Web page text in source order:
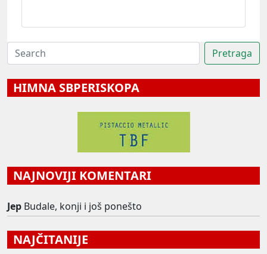
HIMNA SBPERISKOPA
NAJNOVIJI KOMENTARI
Jep Budale, konji i još ponešto
NAJČITANIJE